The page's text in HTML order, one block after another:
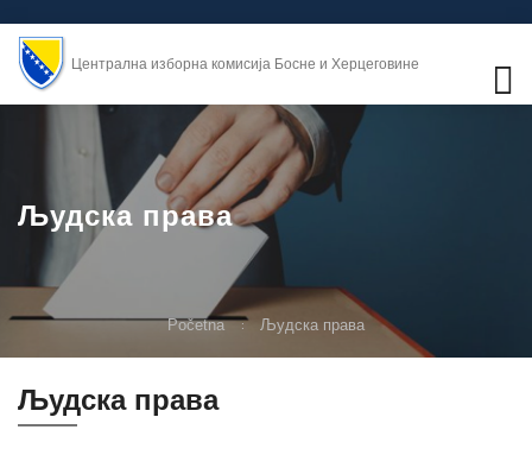
Централна изборна комисија Босне и Херцеговине
Људска права
Početna Људска права
Људска права